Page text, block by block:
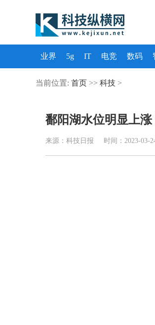
业界 5g IT 电竞 数码
当前位置: 首页 >> 科技 >
鄱阳湖水位明显上涨
来源：科技日报 时间：2023-03-